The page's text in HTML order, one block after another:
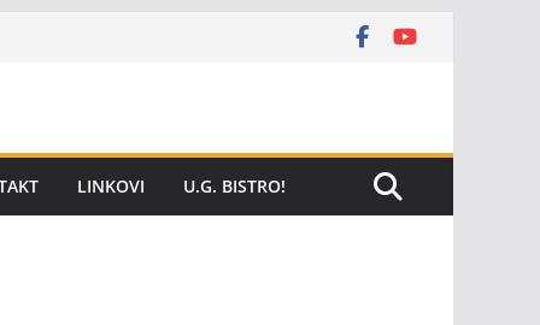
LINKOVI U.G. BISTRO!